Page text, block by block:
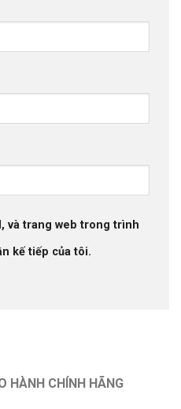
và trang web trong trình
kế tiếp của tôi.
HÀNH CHÍNH HÃNG